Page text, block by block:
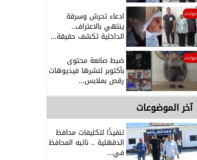
حوادث ادعاء تحرش وسرقة
ينتهي بالاعتراف..
الداخلية تكشف حقيقة...
حوادث ضبط صانعة محتوى
بأكتوبر لنشرها فيديوهات
رقص بملابس...
آخر الموضوعات
تنفيذًا لتكليفات محافظ
الدقهلية .. نائبه المحافظ
في...